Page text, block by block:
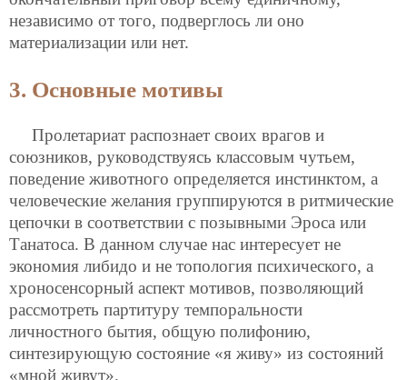
независимо от того, подверглось ли оно
материализации или нет.
3. Основные мотивы
Пролетариат распознает своих врагов и
союзников, руководствуясь классовым чутьем,
поведение животного определяется инстинктом, а
человеческие желания группируются в ритмические
цепочки в соответствии с позывными Эроса или
Танатоса. В данном случае нас интересует не
экономия либидо и не топология психического, а
хроносенсорный аспект мотивов, позволяющий
рассмотреть партитуру темпоральности
личностного бытия, общую полифонию,
синтезирующую состояние «я живу» из состояний
«мной живут».